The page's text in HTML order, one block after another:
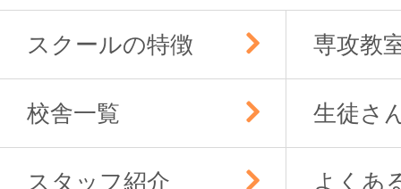
スクールの特徴 専攻教
校舎一覧 生徒さ
スタッフ紹介 よくあ